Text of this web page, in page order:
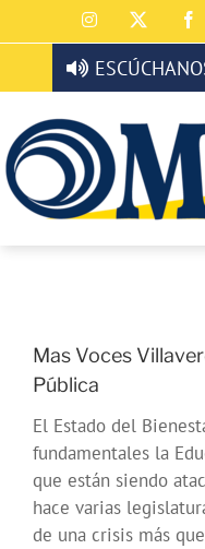
al
contenido
Instagram
Mas Voces
Pública
El Estado del
fundamentales la
que están siendo
hace varias
de una crisis más